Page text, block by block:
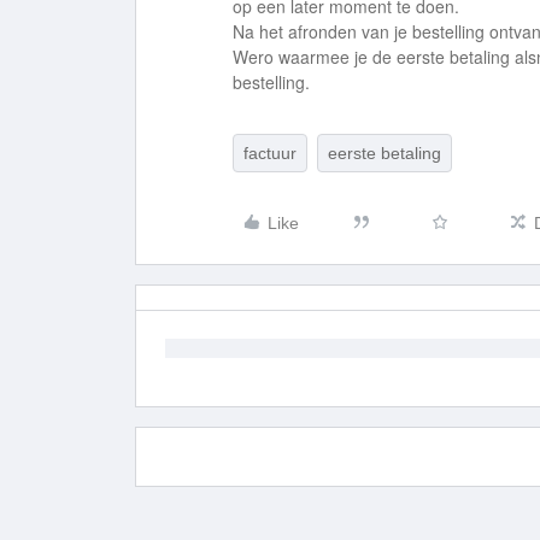
op een later moment te doen.
Na het afronden van je bestelling
Wero waarmee je de eerste betaling
bestelling.
factuur eerste betaling
Like